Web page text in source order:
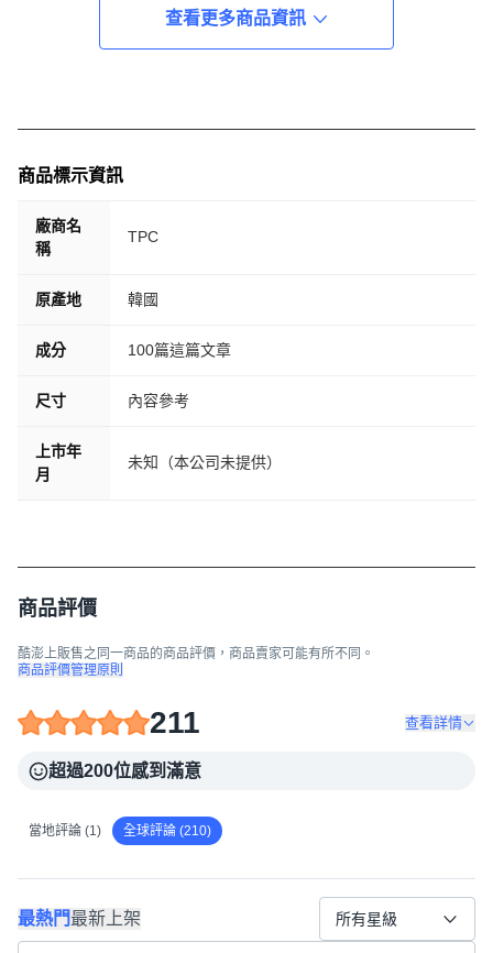
查看更多商品資訊
商品標示資訊
廠商名
稱
TPC
原產地 韓國
成分 100篇這篇文章
尺寸 內容參考
上市年
月
未知（本公司未提供）
商品評價
酷澎上販售之同一商品的商品評價，商品賣家可能有所不同。
商品評價管理原則
211 查看詳情
超過200位感到滿意
當地評論 (1) 全球評論 (210)
最熱門最新上架 所有星級